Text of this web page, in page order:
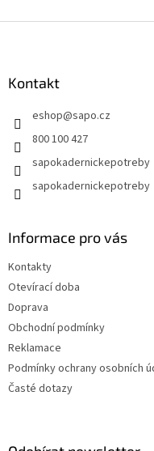
Kontakt
eshop@sapo.cz
800 100 427
sapokadernickepotreby
sapokadernickepotreby
Informace pro vás
Kontakty
Otevírací doba
Doprava
Obchodní podmínky
Reklamace
Podmínky ochrany osobních
Časté dotazy